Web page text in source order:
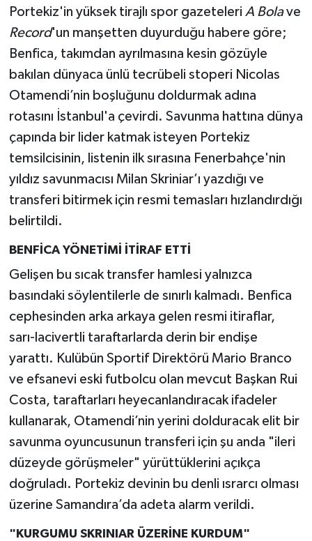
Portekiz'in yüksek tirajlı spor gazeteleri A Bolave
Record'un manşetten duyurduğu habere göre;
Benfica, takımdan ayrılmasına kesin gözüyle
bakılan dünyaca ünlü tecrübeli stoperi Nicolas
Otamendi’nin boşluğunu doldurmak adına
rotasını İstanbul'a çevirdi. Savunma hattına dünya
çapında bir lider katmak isteyen Portekiz
temsilcisinin, listenin ilk sırasına Fenerbahçe'nin
yıldız savunmacısı Milan Skriniar’ı yazdığı ve
transferi bitirmek için resmi temasları hızlandırdığı
belirtildi.
BENFİCA YÖNETİMİ İTİRAF ETTİ
Gelişen bu sıcak transfer hamlesi yalnızca
basındaki söylentilerle de sınırlı kalmadı. Benfica
cephesinden arka arkaya gelen resmi itiraflar,
sarı-lacivertli taraftarlarda derin bir endişe
yarattı. Kulübün Sportif Direktörü Mario Branco
ve efsanevi eski futbolcu olan mevcut Başkan Rui
Costa, taraftarları heyecanlandıracak ifadeler
kullanarak, Otamendi’nin yerini dolduracak elit bir
savunma oyuncusunun transferi için şu anda "ileri
düzeyde görüşmeler" yürüttüklerini açıkça
doğruladı. Portekiz devinin bu denli ısrarcı olması
üzerine Samandıra’da adeta alarm verildi.
"KURGUMU SKRINIAR ÜZERİNE KURDUM"